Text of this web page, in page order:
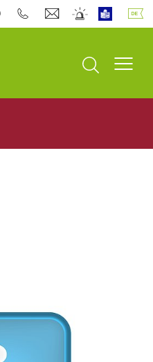
Suche öffnen